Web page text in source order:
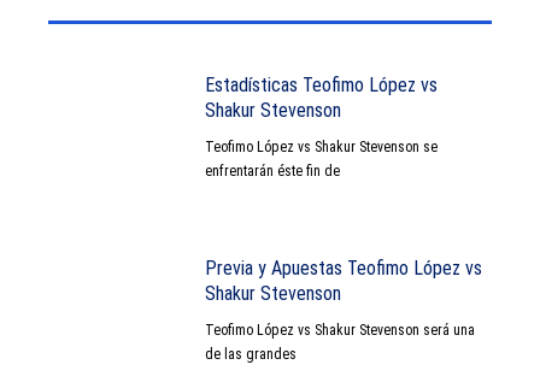
Estadísticas Teofimo López vs
Shakur Stevenson
Teofimo López vs Shakur Stevenson se
enfrentarán éste fin de
Previa y Apuestas Teofimo López vs
Shakur Stevenson
Teofimo López vs Shakur Stevenson será una
de las grandes